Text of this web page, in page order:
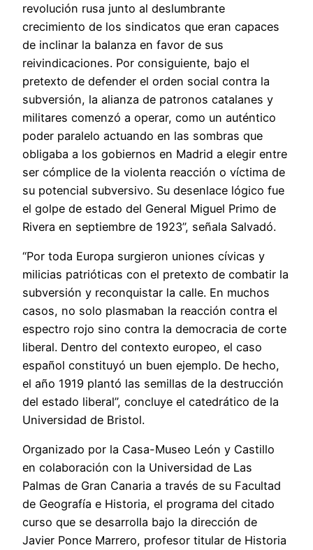
revolución rusa junto al deslumbrante
crecimiento de los sindicatos que eran capaces
de inclinar la balanza en favor de sus
reivindicaciones. Por consiguiente, bajo el
pretexto de defender el orden social contra la
subversión, la alianza de patronos catalanes y
militares comenzó a operar, como un auténtico
poder paralelo actuando en las sombras que
obligaba a los gobiernos en Madrid a elegir entre
ser cómplice de la violenta reacción o víctima de
su potencial subversivo. Su desenlace lógico fue
el golpe de estado del General Miguel Primo de
Rivera en septiembre de 1923”, señala Salvadó.
“Por toda Europa surgieron uniones cívicas y
milicias patrióticas con el pretexto de combatir la
subversión y reconquistar la calle. En muchos
casos, no solo plasmaban la reacción contra el
espectro rojo sino contra la democracia de corte
liberal. Dentro del contexto europeo, el caso
español constituyó un buen ejemplo. De hecho,
el año 1919 plantó las semillas de la destrucción
del estado liberal”, concluye el catedrático de la
Universidad de Bristol.
Organizado por la Casa-Museo León y Castillo
en colaboración con la Universidad de Las
Palmas de Gran Canaria a través de su Facultad
de Geografía e Historia, el programa del citado
curso que se desarrolla bajo la dirección de
Javier Ponce Marrero, profesor titular de Historia